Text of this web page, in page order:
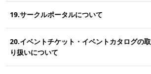
19.サークルポータルについて
20.イベントチケット・イベントカタログの取
り扱いについて